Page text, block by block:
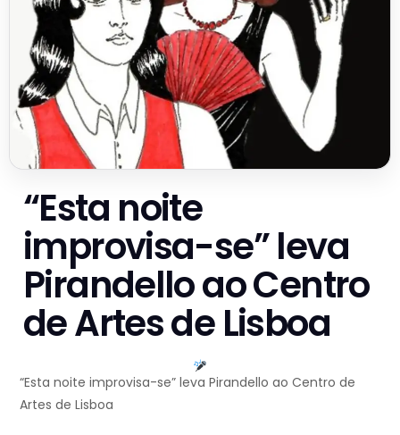
“Esta noite
improvisa-se” leva
Pirandello ao Centro
de Artes de Lisboa
“Esta noite improvisa-se” leva Pirandello ao Centro de
Artes de Lisboa